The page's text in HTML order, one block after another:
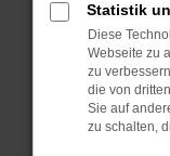
Manche
können
anderen
Fenster?
Statistik
Diese
Webseite zu
zu
die von
Sie auf
zu schalten,